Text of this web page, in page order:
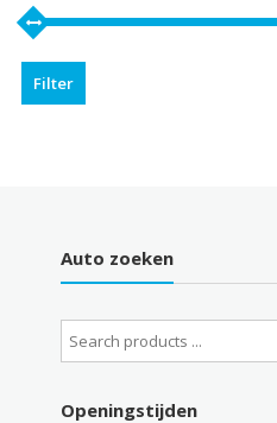
Filter
Auto zoeken
Search
for:
Openingstijden